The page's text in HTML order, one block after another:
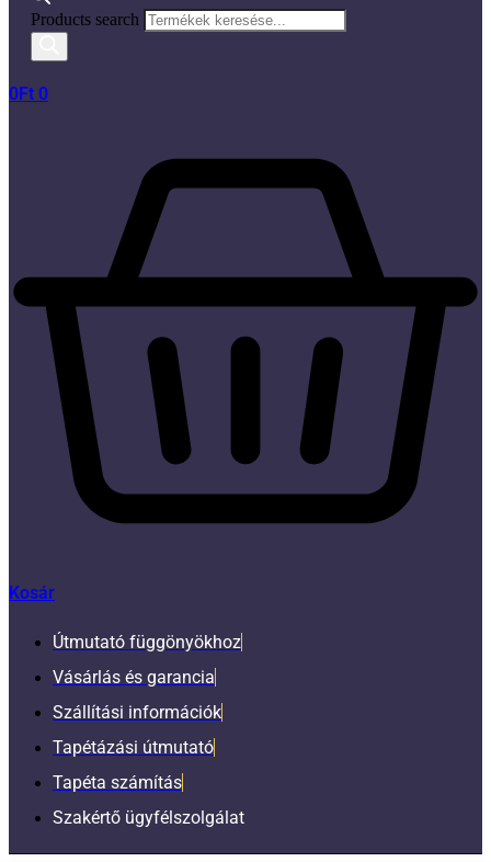
Products search
0Ft 0
Kosár
Útmutató függönyökhoz
Vásárlás és garancia
Szállítási információk
Tapétázási útmutató
Tapéta számítás
Szakértő ügyfélszolgálat